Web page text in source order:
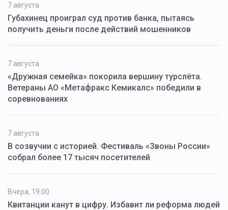
7 августа
Губахинец проиграл суд против банка, пытаясь
получить деньги после действий мошенников
7 августа
«Дружная семейка» покорила вершину турслёта.
Ветераны АО «Метафракс Кемикалс» победили в
соревнованиях
7 августа
В созвучии с историей. Фестиваль «Звоны России»
собрал более 17 тысяч посетителей
Вчера, 19:00
Квитанции канут в цифру. Избавит ли реформа людей